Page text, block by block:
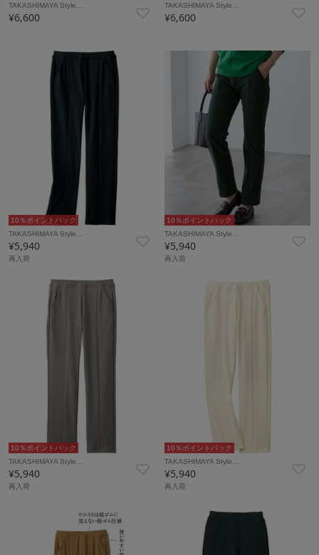
TAKASHIMAYA Style…
¥6,600
TAKASHIMAYA Style…
¥6,600
10％ポイントバック
TAKASHIMAYA Style…
¥5,940
再入荷
10％ポイントバック
TAKASHIMAYA Style…
¥5,940
再入荷
10％ポイントバック
TAKASHIMAYA Style…
¥5,940
再入荷
10％ポイントバック
TAKASHIMAYA Style…
¥5,940
再入荷